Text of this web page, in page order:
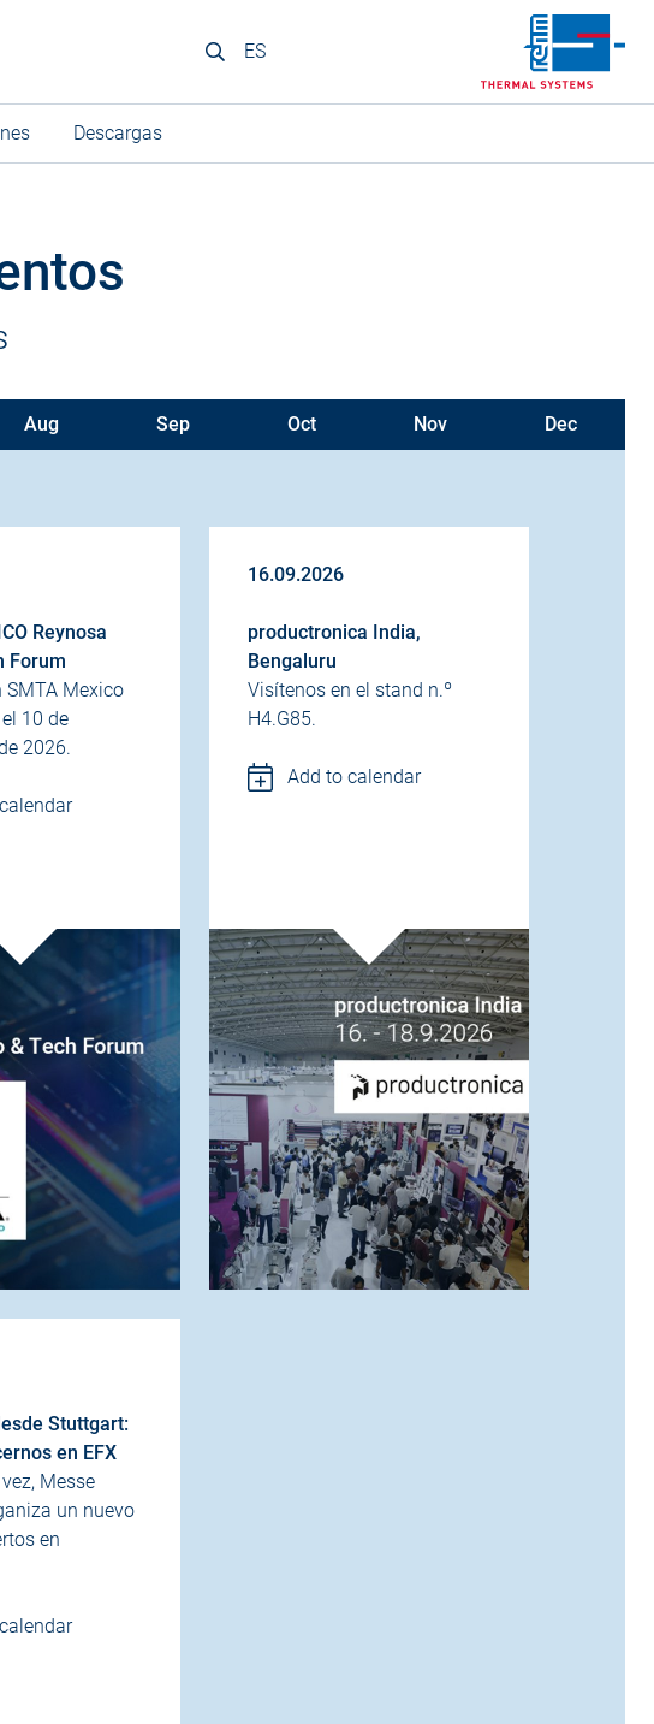
ES
Descargas
Aug Sep Oct Nov Dec
Reynosa
Forum
SMTA Mexico
10 de
2026.
16.09.2026
productronica India,
Bengaluru
Visítenos en el stand n.º
H4.G85.
Add to calendar
Stuttgart:
en EFX
Messe
un nuevo
en